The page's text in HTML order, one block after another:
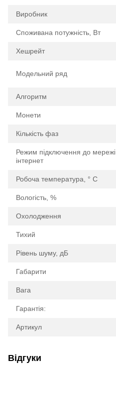
Виробник
Споживана потужність, Вт
Хешрейт
Модельний ряд
Алгоритм
Монети
Кількість фаз
Режим підключення до мережі
інтернет
Робоча температура, ° С
Вологість, %
Охолодження
Тихий
Рівень шуму, дБ
Габарити
Вага
Гарантія:
Артикул
Відгуки